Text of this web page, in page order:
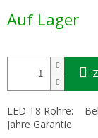
Auf Lager
LED T8 Röhre:
Jahre Garantie